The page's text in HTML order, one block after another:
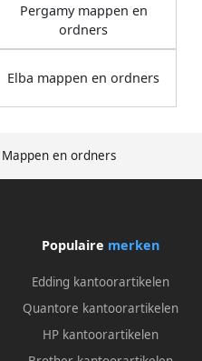
Mappen en ordners
Pergamy mappen en
ordners
Elba mappen en ordners
Populaire merken
Edding kantoorartikelen
Quantore kantoorartikelen
HP kantoorartikelen